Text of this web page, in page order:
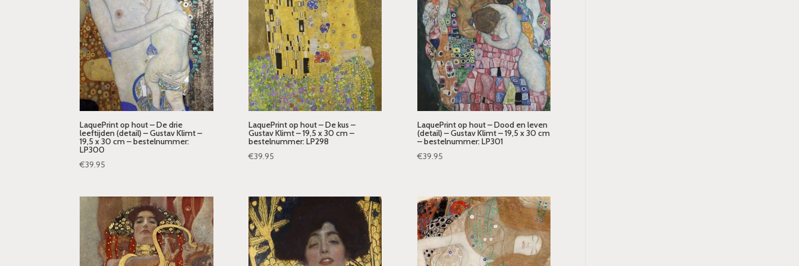
LaquePrint op hout – De drie
leeftijden (detail) – Gustav Klimt –
19,5 x 30 cm – bestelnummer:
LP300
€39.95
LaquePrint op hout – De kus –
Gustav Klimt – 19,5 x 30 cm –
bestelnummer: LP298
€39.95
LaquePrint op hout – Dood en leven
(detail) – Gustav Klimt – 19,5 x 30 cm
– bestelnummer: LP301
€39.95